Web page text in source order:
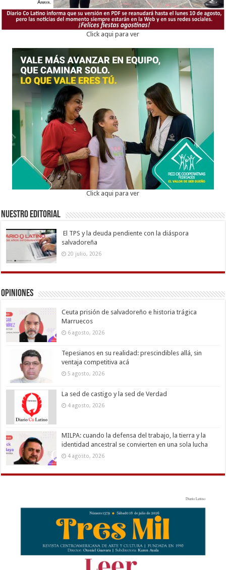
Click aqui para ver
Click aqui para ver
Nuestro Editorial
El TPS y la deuda pendiente con la diáspora
salvadoreña
20 julio, 2026
Opiniones
Ceuta prisión de salvadoreño e historia trágica
Marruecos
6 agosto, 2026
Tepesianos en su realidad: prescindibles allá, sin
ventaja competitiva acá
5 agosto, 2026
La sed de castigo y la sed de Verdad
4 agosto, 2026
MILPA: cuando la defensa del trabajo, la tierra y la
identidad ancestral se convierten en una sola lucha
4 agosto, 2026